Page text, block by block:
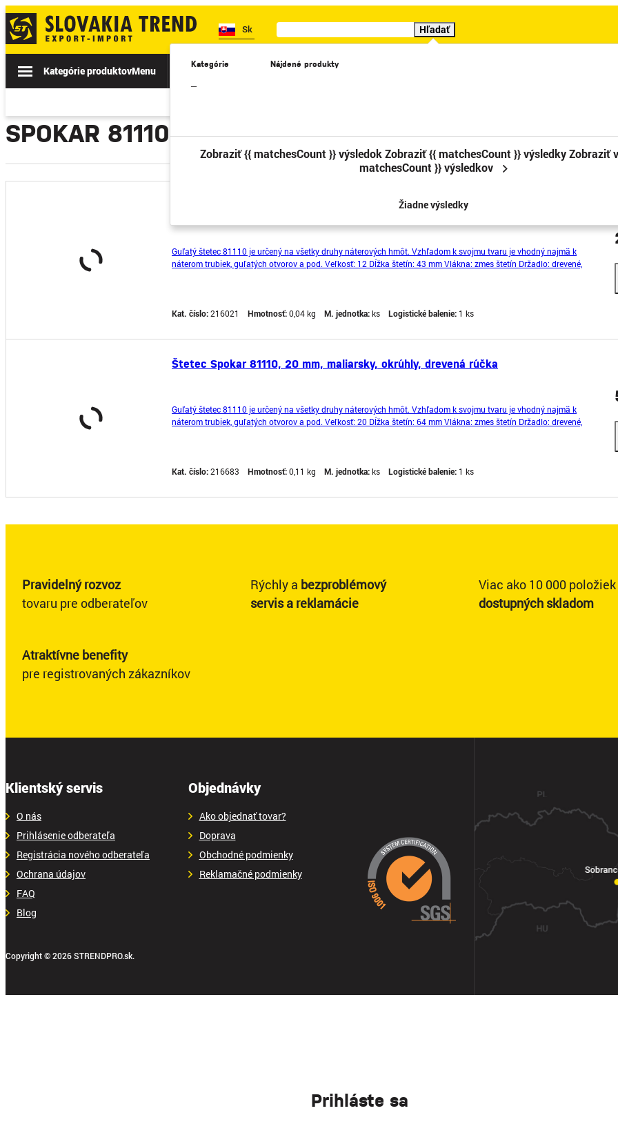
Sk Hľadať
Kategórie
–
Nájdené produkty
Zobraziť {{ matchesCount }} výsledok Zobraziť {{ matchesCount }} výsledky Zobraziť
matchesCount }} výsledkov
Žiadne výsledky
Kategórie produktovMenu Akcie Novinky II. TRIEDA Katalógy
SPOKAR 81110
Stetec Spokar 81110, 12 mm, okrúhly, drevený
Guľatý štetec 81110 je určený na všetky druhy náterových hmôt. Vzhľadom k svojmu tvaru je vhodný najmä k
náterom trubiek, guľatých otvorov a pod. Veľkosť: 12 Dĺžka štetín: 43 mm Vlákna: zmes štetín Držadlo: drevené,
Kat. číslo:216021 Hmotnosť:0,04 kg M. jednotka:ks Logistické balenie: 1 ks
Štetec Spokar 81110, 20 mm, maliarsky, okrúhly, drevená rúčka
Guľatý štetec 81110 je určený na všetky druhy náterových hmôt. Vzhľadom k svojmu tvaru je vhodný najmä k
náterom trubiek, guľatých otvorov a pod. Veľkosť: 20 Dĺžka štetín: 64 mm Vlákna: zmes štetín Držadlo: drevené,
Kat. číslo:216683 Hmotnosť:0,11 kg M. jednotka:ks Logistické balenie: 1 ks
Pravidelný rozvoz
tovaru pre odberateľov
Rýchly a bezproblémový
servis a reklamácie
Viac ako 10 000 položiek
dostupných skladom
Atraktívne benefity
pre registrovaných zákazníkov
Klientský servis
O nás
Prihlásenie odberateľa
Registrácia nového odberateľa
Ochrana údajov
FAQ
Blog
Objednávky
Ako objednať tovar?
Doprava
Obchodné podmienky
Reklamačné podmienky
Copyright © 2026 STRENDPRO.sk.
Prihláste sa